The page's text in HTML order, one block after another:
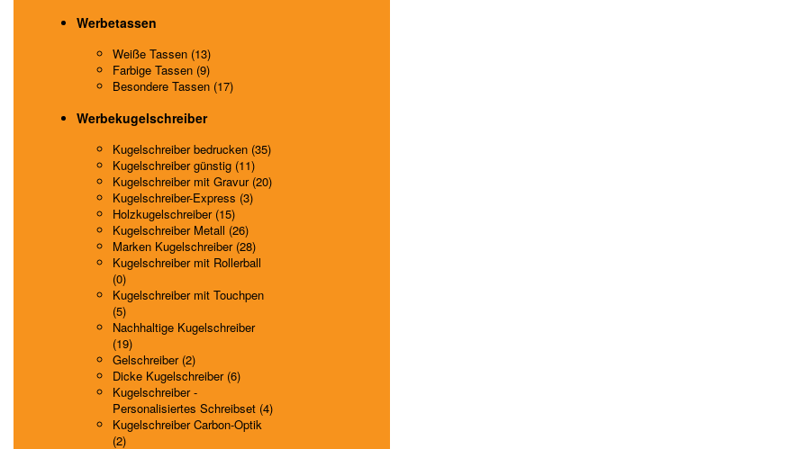
Werbetassen
Weiße Tassen (13)
Farbige Tassen (9)
Besondere Tassen (17)
Werbekugelschreiber
Kugelschreiber bedrucken (35)
Kugelschreiber günstig (11)
Kugelschreiber mit Gravur (20)
Kugelschreiber-Express (3)
Holzkugelschreiber (15)
Kugelschreiber Metall (26)
Marken Kugelschreiber (28)
Kugelschreiber mit Rollerball
(0)
Kugelschreiber mit Touchpen
(5)
Nachhaltige Kugelschreiber
(19)
Gelschreiber (2)
Dicke Kugelschreiber (6)
Kugelschreiber -
Personalisiertes Schreibset (4)
Kugelschreiber Carbon-Optik
(2)